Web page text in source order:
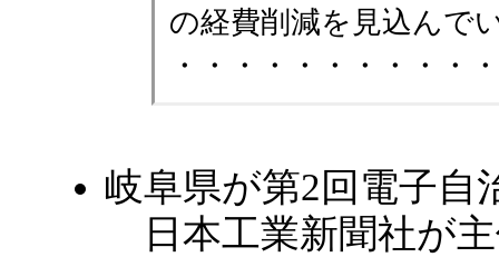
の経費削減を見込んで
・・・・・・・・・・
岐阜県が第2回電子自
日本工業新聞社が